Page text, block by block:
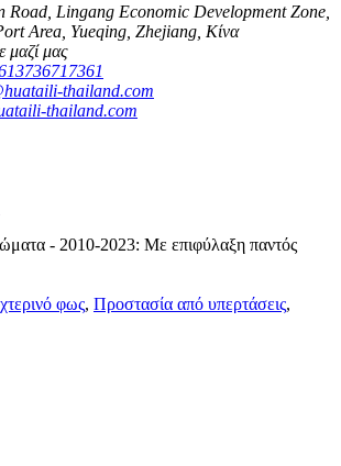
Road, Lingang Economic Development Zone,
Area, Yueqing, Zhejiang, Κίνα
μαζί μας
thailand.com
thailand.com
- 2010-2023: Με επιφύλαξη παντός
φως, Προστασία από υπερτάσεις,